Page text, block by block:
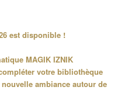
est disponible !
MAGIK IZNIK
votre bibliothèque
ambiance autour de